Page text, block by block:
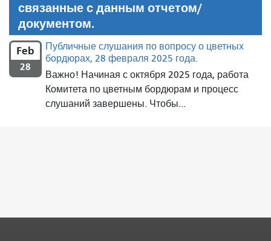
связанные с данным отчетом/
документом.
Feb
28
Публичные слушания по вопросу о цветных
бордюрах, 28 февраля 2025 года.
Важно! Начиная с октября 2025 года, работа
Комитета по цветным бордюрам и процесс
слушаний завершены. Чтобы...